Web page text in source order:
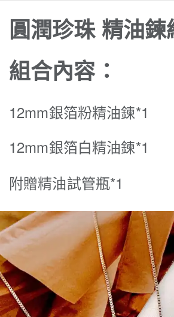
圓潤珍珠 精油鍊
組合內容：
12mm銀箔粉精油鍊*1
12mm銀箔白精油鍊*1
附贈精油試管瓶*1